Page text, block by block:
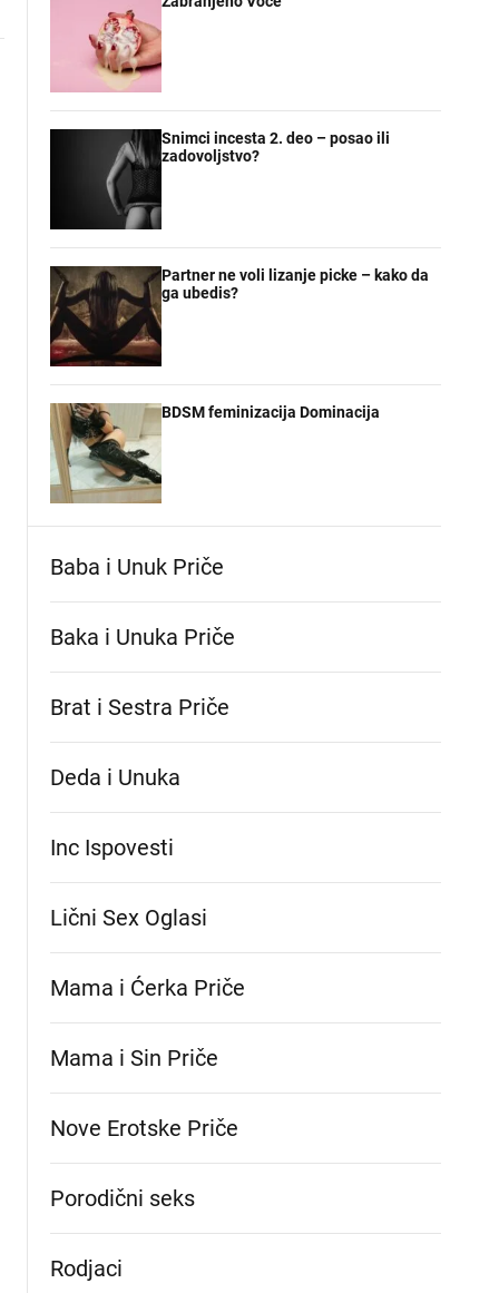
Snimci incesta 2. deo – posao ili
zadovoljstvo?
Partner ne voli lizanje picke – kako da
ga ubedis?
BDSM feminizacija Dominacija
Baba i Unuk Priče
Baka i Unuka Pričе
Brat i Sestra Priče
Deda i Unuka
Inc Ispovesti
Lični Sex Oglasi
Mama i Ćerka Priče
Mama i Sin Priče
Nove Erotske Priče
Porodični seks
Rodjaci